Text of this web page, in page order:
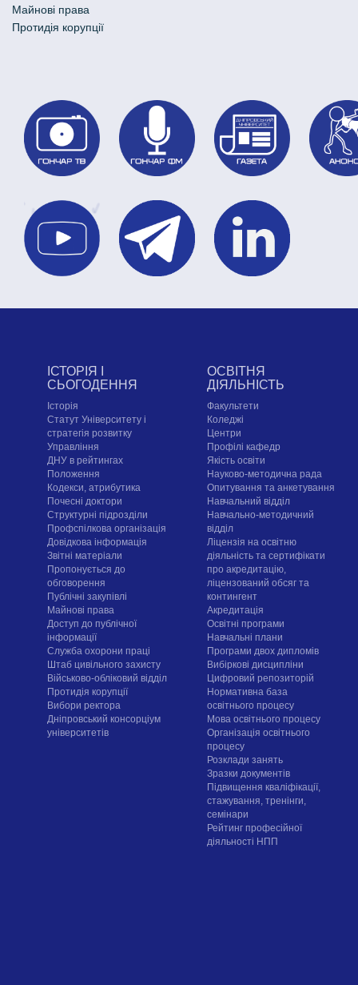
Майнові права
Протидія корупції
ІСТОРІЯ І
СЬОГОДЕННЯ
Історія
Статут Університету і
стратегія розвитку
Управління
ДНУ в рейтингах
Положення
Кодекси, атрибутика
Почесні доктори
Структурні підрозділи
Профспілкова організація
Довідкова інформація
Звітні матеріали
Пропонується до
обговорення
Публічні закупівлі
Майнові права
Доступ до публічної
інформації
Служба охорони праці
Штаб цивільного захисту
Військово-обліковий відділ
Протидія корупції
Вибори ректора
Дніпровський консорціум
університетів
ОСВІТНЯ
ДІЯЛЬНІСТЬ
Факультети
Коледжі
Центри
Профілі кафедр
Якість освіти
Науково-методична рада
Опитування та анкетування
Навчальний відділ
Навчально-методичний
відділ
Ліцензія на освітню
діяльність та сертифікати
про акредитацію,
ліцензований обсяг та
контингент
Акредитація
Освітні програми
Навчальні плани
Програми двох дипломів
Вибіркові дисципліни
Цифровий репозиторій
Нормативна база
освітнього процесу
Мова освітнього процесу
Організація освітнього
процесу
Розклади занять
Зразки документів
Підвищення кваліфікації,
стажування, тренінги,
семінари
Рейтинг професійної
діяльності НПП